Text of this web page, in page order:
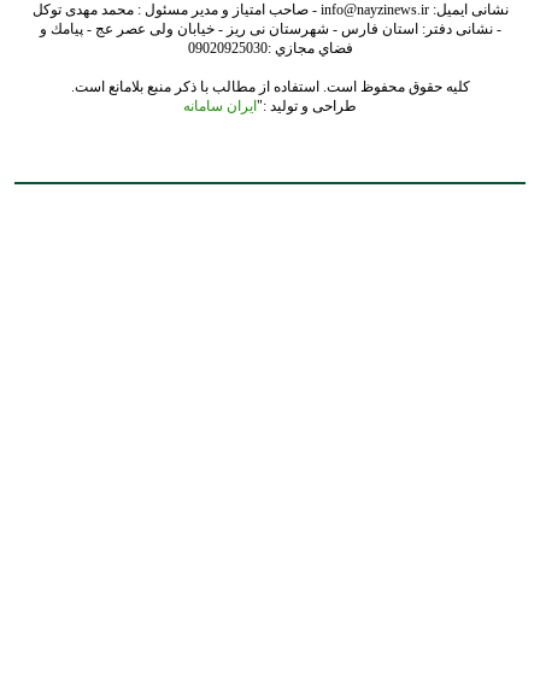
نشانی ایمیل: info@nayzinews.ir - صاحب امتیاز و مدیر مسئول : محمد مهدی توکل
- نشانی دفتر: استان فارس - شهرستان نی ریز - خیابان ولی عصر عج - پيامك و
فضاي مجازي :09020925030
کلیه حقوق محفوظ است. استفاده از مطالب با ذکر منبع بلامانع است.
طراحی و تولید :" ایران سامانه